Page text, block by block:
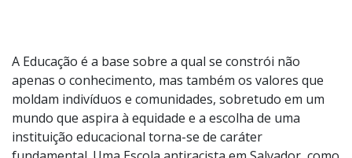
A Educação é a base sobre a qual se constrói não
apenas o conhecimento, mas também os valores que
moldam indivíduos e comunidades, sobretudo em um
mundo que aspira à equidade e a escolha de uma
instituição educacional torna-se de caráter